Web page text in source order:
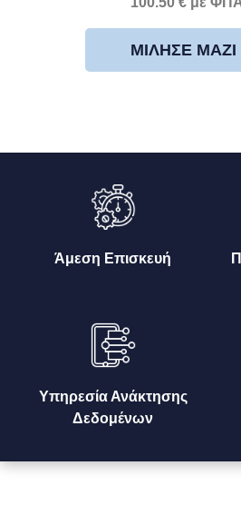
ΜΊΛΗΣΕ
Άμεση Επισκευή
Υπηρεσία Ανάκτησης
Δεδομένων